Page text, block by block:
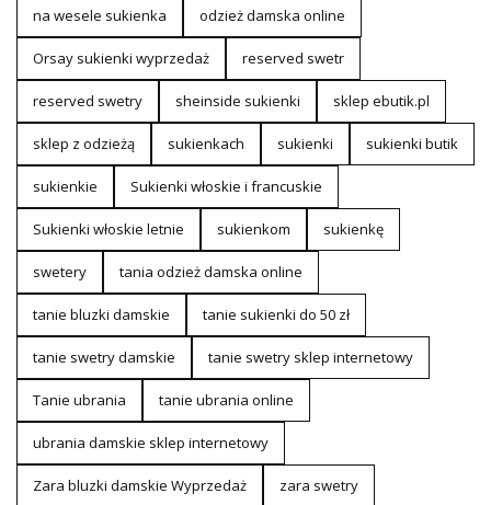
na wesele sukienka odzież damska online
Orsay sukienki wyprzedaż reserved swetr
reserved swetry sheinside sukienki sklep ebutik.pl
sklep z odzieżą sukienkach sukienki sukienki butik
sukienkie Sukienki włoskie i francuskie
Sukienki włoskie letnie sukienkom sukienkę
swetery tania odzież damska online
tanie bluzki damskie tanie sukienki do 50 zł
tanie swetry damskie tanie swetry sklep internetowy
Tanie ubrania tanie ubrania online
ubrania damskie sklep internetowy
Zara bluzki damskie Wyprzedaż zara swetry